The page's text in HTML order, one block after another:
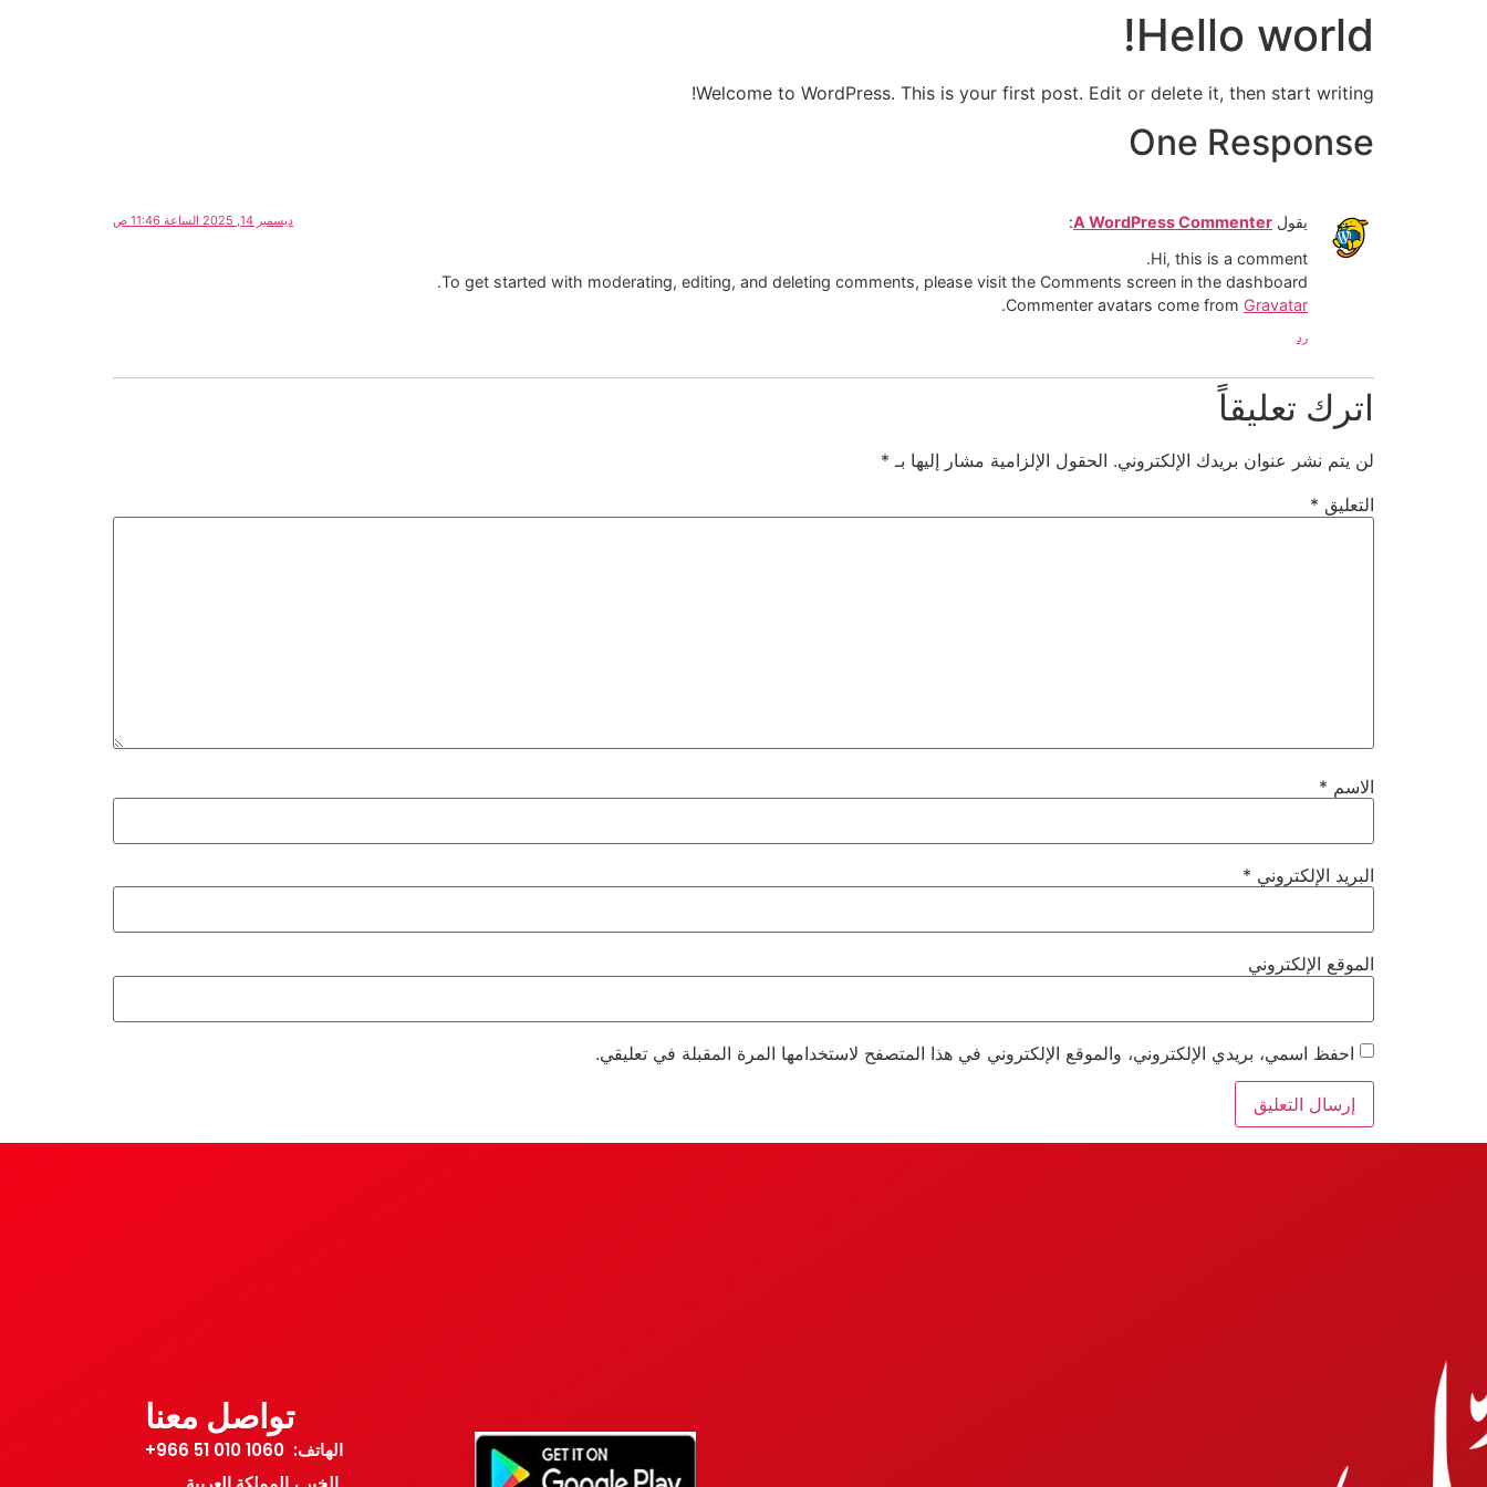
عن هليل قيمنا معايير الجودة
Hello world!
Welcome to WordPress. This is your first post. Edit or delete it, then start writing!
One Response
يقول A WordPress Commenter
: ديسمبر 14, 2025 الساعة 11:46 ص
Hi, this is a comment.
To get started with moderating, editing, and deleting comments, please visit the Comments screen in the dashboard.
Commenter avatars come from Gravatar
.
رد
اترك تعليقاً
لن يتم نشر عنوان بريدك الإلكتروني. الحقول الإلزامية مشار إليها بـ *
التعليق *
الاسم *
البريد الإلكتروني *
الموقع الإلكتروني
احفظ اسمي، بريدي الإلكتروني، والموقع الإلكتروني في هذا المتصفح لاستخدامها المرة المقبلة في تعليقي.
تواصل معنا
الهاتف: 1060 010 51 966+